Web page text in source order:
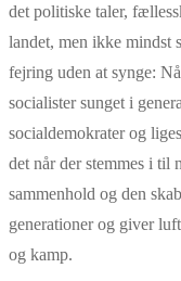
det politiske taler,
landet, men ikke mindst
fejring uden at synge:
socialister sunget i
socialdemokrater og
det når der stemmes i til
sammenhold og den
generationer og giver
og kamp.